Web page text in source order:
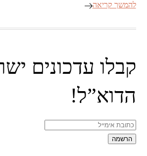
להמשך קריאה
קבלו עדכונים
הדוא”ל!